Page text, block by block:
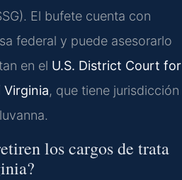
El bufete cuenta con
federal y puede asesorarlo
en el U.S. District Court for
, que tiene jurisdicción
los cargos de trata